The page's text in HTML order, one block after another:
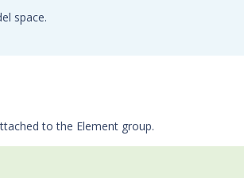
space.
to the Element group.